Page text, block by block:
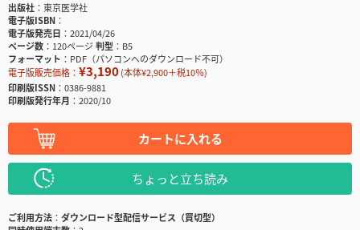
出版社
東京医学社
電子版ISBN
電子版発売日
2021/04/26
ページ数
120ページ判型
B5
フォーマット
PDF（パソコンへのダウンロード不可）
電子版販売価格： ¥3,190(本体¥2,900＋税10％)
印刷版ISSN
0386-9881
印刷版発行年月
2020/10
カートに入れる
ちょっと立ち読み
ご利用方法
ダウンロード型配信サービス（買切型）